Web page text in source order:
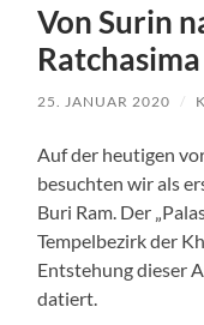
Von Surin
Ratchasima
25. JANUAR 2020 /
Auf der heutigen
besuchten wir als
Buri Ram. Der
Tempelbezirk der
Entstehung dieser
datiert.